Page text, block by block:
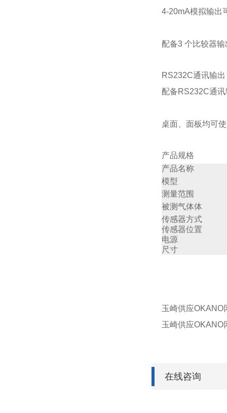
4-20mA模拟输出
配备3 个比较器
RS232C通讯输出
配备RS232C通
桌面、面板均可
产品规格
产品名称
模型
测量范围
被测气体体
传感器方式
传感器位置
电源
尺寸
玉崎供应OKANO
玉崎供应OKANO
在线咨询